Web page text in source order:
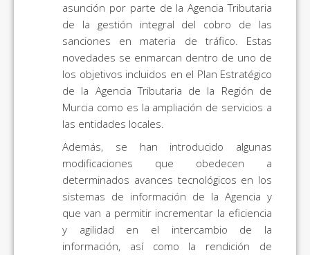
asunción por parte de la Agencia Tributaria
de la gestión integral del cobro de las
sanciones en materia de tráfico. Estas
novedades se enmarcan dentro de uno de
los objetivos incluidos en el Plan Estratégico
de la Agencia Tributaria de la Región de
Murcia como es la ampliación de servicios a
las entidades locales.
Además, se han introducido algunas
modificaciones que obedecen a
determinados avances tecnológicos en los
sistemas de información de la Agencia y
que van a permitir incrementar la eficiencia
y agilidad en el intercambio de la
información, así como la rendición de